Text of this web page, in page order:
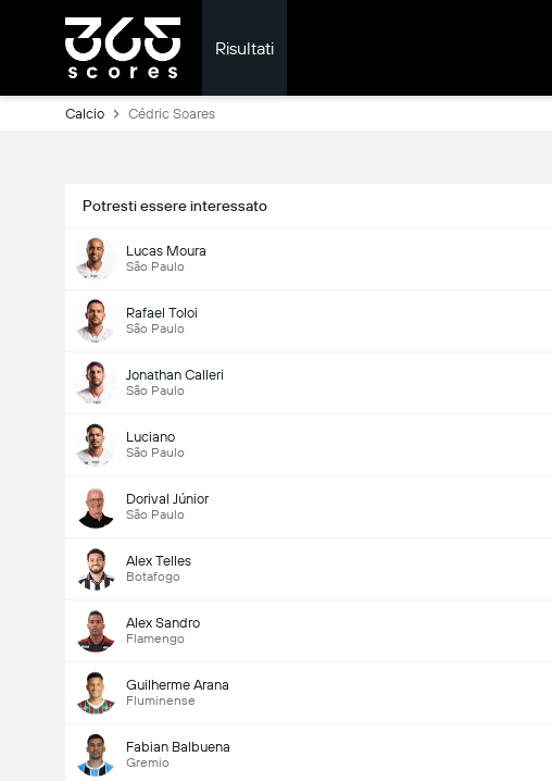
Risultati
Calcio Cédric Soares
Potresti essere interessato
Lucas Moura
São Paulo
Rafael Toloi
São Paulo
Jonathan Calleri
São Paulo
Luciano
São Paulo
Dorival Júnior
São Paulo
Alex Telles
Botafogo
Alex Sandro
Flamengo
Guilherme Arana
Fluminense
Fabian Balbuena
Gremio